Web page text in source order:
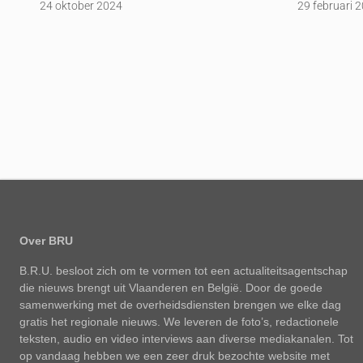
24 oktober 2024 29 februari
Over BRU
B.R.U. besloot zich om te vormen tot een actualiteitsagentschap
die nieuws brengt uit Vlaanderen en België. Door de goede
samenwerking met de overheidsdiensten brengen we elke dag
gratis het regionale nieuws. We leveren de foto’s, redactionele
teksten, audio en video interviews aan diverse mediakanalen. Tot
op vandaag hebben we een zeer druk bezochte website met